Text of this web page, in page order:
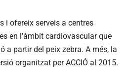
i ofereix serveis a centres
en l’àmbit cardiovascular que
a partir del peix zebra. A més, la
organitzat per ACCIÓ al 2015.